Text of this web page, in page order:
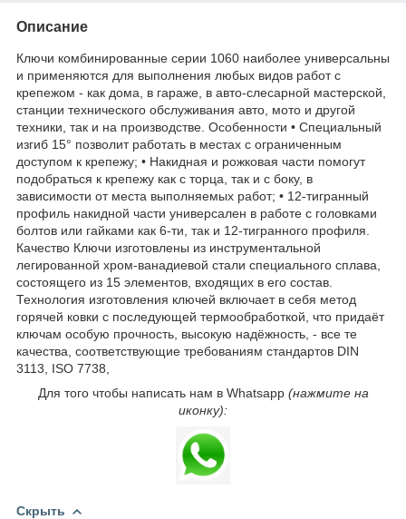
Описание
Ключи комбинированные серии 1060 наиболее универсальны
и применяются для выполнения любых видов работ с
крепежом - как дома, в гараже, в авто-слесарной мастерской,
станции технического обслуживания авто, мото и другой
техники, так и на производстве. Особенности • Специальный
изгиб 15° позволит работать в местах с ограниченным
доступом к крепежу; • Накидная и рожковая части помогут
подобраться к крепежу как с торца, так и с боку, в
зависимости от места выполняемых работ; • 12-тигранный
профиль накидной части универсален в работе с головками
болтов или гайками как 6-ти, так и 12-тигранного профиля.
Качество Ключи изготовлены из инструментальной
легированной хром-ванадиевой стали специального сплава,
состоящего из 15 элементов, входящих в его состав.
Технология изготовления ключей включает в себя метод
горячей ковки с последующей термообработкой, что придаёт
ключам особую прочность, высокую надёжность, - все те
качества, соответствующие требованиям стандартов DIN
3113, ISO 7738,
Для того чтобы написать нам в Whatsapp (нажмите на
иконку):
Скрыть